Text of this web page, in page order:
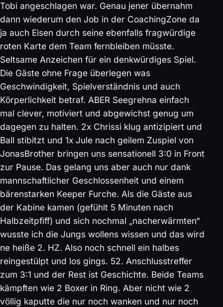
Tobi angeschlagen war. Genau jener übernahm
dann wiederum den Job in der CoachingZone da
ja auch Eisen durch seine ebenfalls fragwürdige
roten Karte dem Team fernbleiben müsste.
Seltsame Anzeichen für ein denkwürdiges Spiel.
Die Gäste ohne Frage überlegen was
Geschwindigkeit, Spielverständnis und auch
Körperlichkeit betraf. ABER Seegrehna einfach
mal clever, motiviert und abgewichst genug um
dagegen zu halten. 2x Chrissi klug antizipiert und
Ball stibitzt und 1x Jule nach geilem Zuspiel von
JonasBrother bringen uns sensationell 3:0 in Front
zur Pause. Das gelang uns aber auch nur dank
mannschaftlicher Geschlossenheit und einem
bärenstarken Keeper Furche. Als die Gäste aus
der Kabine kamen (gefühlt 5 Minuten nach
Halbzeitpfiff) und sich nochmal „nacherwärmten“
wusste ich die Jungs wollens wissen und das wird
ne heiße 2. HZ. Also noch schnell ein halbes
reingestülpt und los gings. 52. Anschlusstreffer
zum 3:1 und der Rest ist Geschichte. Beide Teams
kämpften wie 2 Boxer in Ring. Aber nicht wie 2
völlig kaputte die nur noch wanken und nur noch